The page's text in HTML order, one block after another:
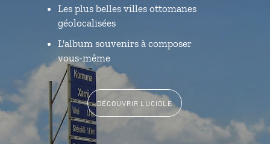
Les plus belles villes ottomanes
géolocalisées
L'album souvenirs à composer
vous-même
DÉCOUVRIR LUCIOLE